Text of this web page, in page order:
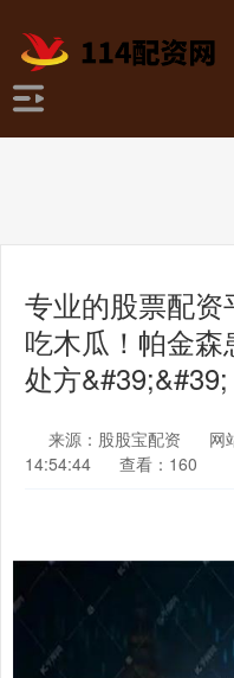
专业的股票配
吃木瓜！帕金
处方
来源：股股宝配资 网
14:54:44
查看：160